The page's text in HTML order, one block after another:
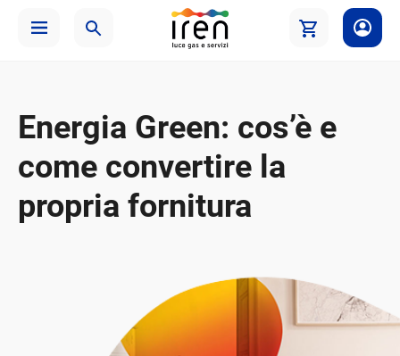
Energia Green: cos’è e
come convertire la
propria fornitura